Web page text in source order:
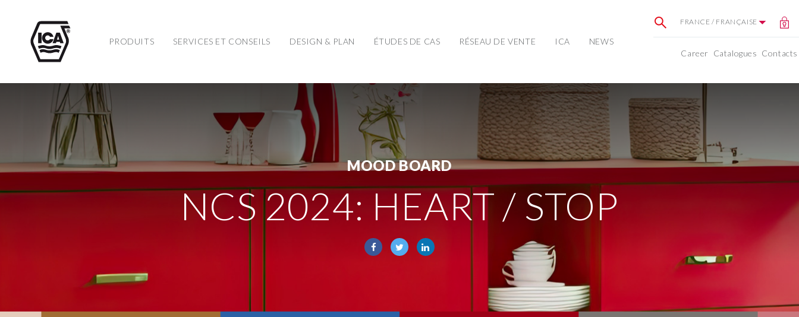
PRODUITS SERVICES ET CONSEILS DESIGN & PLAN ÉTUDES DE CAS RÉSEAU DE VENTE ICA NEWS
FRANCE / FRANÇAISE
Career Catalogues Contacts
MOOD BOARD
NCS 2024: HEART / STOP